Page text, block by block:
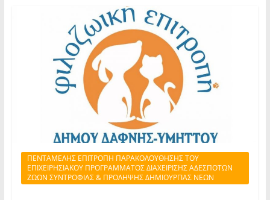
ΠΕΝΤΑΜΕΛΗΣ ΕΠΙΤΡΟΠΗ ΠΑΡΑΚΟΛΟΥΘΗΣΗΣ ΤΟΥ
ΕΠΙΧΕΙΡΗΣΙΑΚΟΥ ΠΡΟΓΡΑΜΜΑΤΟΣ ΔΙΑΧΕΙΡΙΣΗΣ ΑΔΕΣΠΟΤΩΝ
ΖΩΩΝ ΣΥΝΤΡΟΦΙΑΣ & ΠΡΟΛΗΨΗΣ ΔΗΜΙΟΥΡΓΙΑΣ ΝΕΩΝ